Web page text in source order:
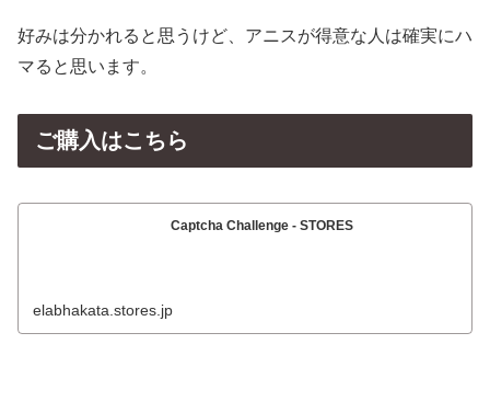
好みは分かれると思うけど、アニスが得意な人は確実にハ
マると思います。
ご購入はこちら
Captcha Challenge - STORES
elabhakata.stores.jp